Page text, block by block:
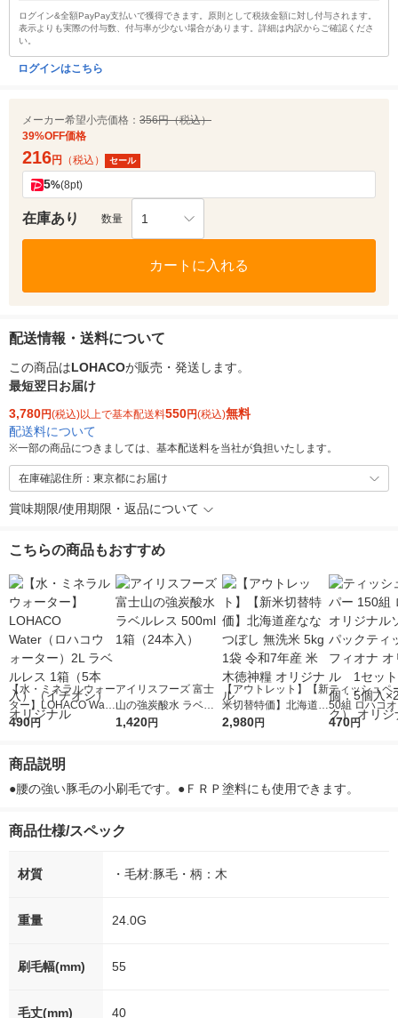
ログイン&全額PayPay支払いで獲得できます。原則として税抜金額に対し付与されます。
表示よりも実際の付与数、付与率が少ない場合があります。詳細は内訳からご確認くださ
い。
ログインはこちら
メーカー希望小売価格： 356円（税込）
39%OFF価格
216円 （税込） セール
5%(8pt)
在庫あり 数量 1
カートに入れる
配送情報・送料について
この商品はLOHACOが販売・発送します。
最短翌日お届け
3,780円(税込)以上で基本配送料550円(税込)無料
配送料について
※一部の商品につきましては、基本配送料を当社が負担いたします。
在庫確認住所：東京都にお届け
賞味期限/使用期限・返品について
こちらの商品もおすすめ
【水・ミネラルウォー
ター】LOHACO Wate
r（ロハコウォータ
シ） オリジナル
490円
アイリスフーズ 富士
山の強炭酸水 ラベル
レス 500ml 1箱（24
1,420円
【アウトレット】【新
米切替特価】北海道産
ななつぼし 無洗米 5k
2,980円
ティッシュペ
50組 ロハコ
ルソフトパッ
オリジナル
470円
商品説明
●腰の強い豚毛の小刷毛です。●ＦＲＰ塗料にも使用できます。
商品仕様/スペック
材質 ・毛材:豚毛・柄：木
重量 24.0G
刷毛幅(mm) 55
毛丈(mm) 40